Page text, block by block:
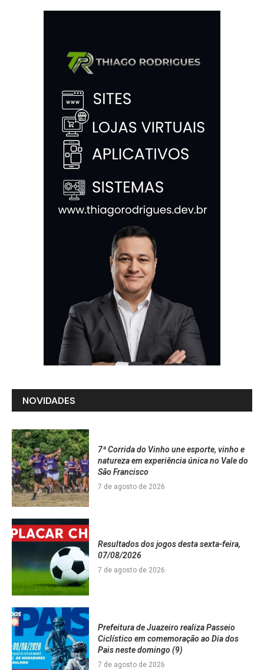
NOVIDADES
7ª Corrida do Vinho une esporte, vinho e
natureza em experiência única no Vale do
São Francisco
7 de agosto de 2026
Resultados dos jogos desta sexta-feira,
07/08/2026
7 de agosto de 2026
Prefeitura de Juazeiro realiza Passeio
Ciclístico em comemoração ao Dia dos
Pais neste domingo (9)
7 de agosto de 2026